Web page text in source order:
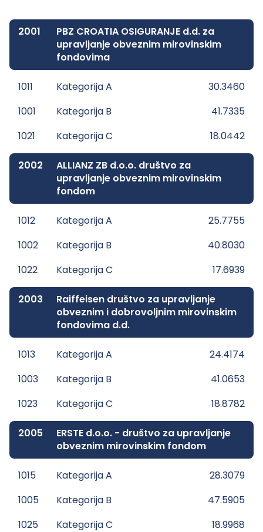
2001
PBZ CROATIA OSIGURANJE d.d. za
upravljanje obveznim mirovinskim
fondovima
1011 Kategorija A
30.3460
1001
Kategorija B
41.7335
1021
Kategorija C 18.0442
2002
ALLIANZ ZB d.o.o. društvo za
upravljanje obveznim mirovinskim
fondom
1012 Kategorija A
25.7755
1002
Kategorija B
40.8030
1022
Kategorija C 17.6939
2003
Raiffeisen društvo za upravljanje
obveznim i dobrovoljnim mirovinskim
fondovima d.d.
1013 Kategorija A
24.4174
1003
Kategorija B
41.0653
1023
Kategorija C 18.8782
2005
ERSTE d.o.o. - društvo za upravljanje
obveznim mirovinskim fondom
1015 Kategorija A
28.3079
1005
Kategorija B
47.5905
1025
Kategorija C 18.9968